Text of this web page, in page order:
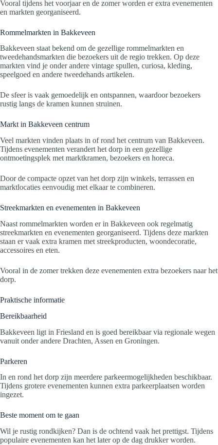
Vooral tijdens het voorjaar en de zomer worden er extra evenementen
en markten georganiseerd.
Rommelmarkten in Bakkeveen
Bakkeveen staat bekend om de gezellige rommelmarkten en
tweedehandsmarkten die bezoekers uit de regio trekken. Op deze
markten vind je onder andere vintage spullen, curiosa, kleding,
speelgoed en andere tweedehands artikelen.
De sfeer is vaak gemoedelijk en ontspannen, waardoor bezoekers
rustig langs de kramen kunnen struinen.
Markt in Bakkeveen centrum
Veel markten vinden plaats in of rond het centrum van Bakkeveen.
Tijdens evenementen verandert het dorp in een gezellige
ontmoetingsplek met marktkramen, bezoekers en horeca.
Door de compacte opzet van het dorp zijn winkels, terrassen en
marktlocaties eenvoudig met elkaar te combineren.
Streekmarkten en evenementen in Bakkeveen
Naast rommelmarkten worden er in Bakkeveen ook regelmatig
streekmarkten en evenementen georganiseerd. Tijdens deze markten
staan er vaak extra kramen met streekproducten, woondecoratie,
accessoires en eten.
Vooral in de zomer trekken deze evenementen extra bezoekers naar het
dorp.
Praktische informatie
Bereikbaarheid
Bakkeveen ligt in Friesland en is goed bereikbaar via regionale wegen
vanuit onder andere Drachten, Assen en Groningen.
Parkeren
In en rond het dorp zijn meerdere parkeermogelijkheden beschikbaar.
Tijdens grotere evenementen kunnen extra parkeerplaatsen worden
ingezet.
Beste moment om te gaan
Wil je rustig rondkijken? Dan is de ochtend vaak het prettigst. Tijdens
populaire evenementen kan het later op de dag drukker worden.